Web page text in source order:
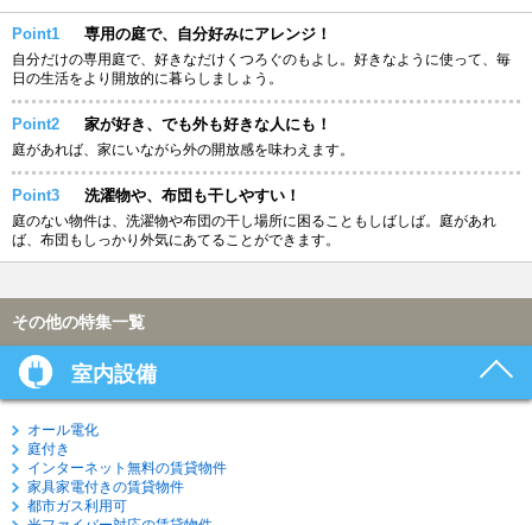
Point1 専用の庭で、自分好みにアレンジ！
自分だけの専用庭で、好きなだけくつろぐのもよし。好きなように使って、毎
日の生活をより開放的に暮らしましょう。
Point2 家が好き、でも外も好きな人にも！
庭があれば、家にいながら外の開放感を味わえます。
Point3 洗濯物や、布団も干しやすい！
庭のない物件は、洗濯物や布団の干し場所に困ることもしばしば。庭があれ
ば、布団もしっかり外気にあてることができます。
その他の特集一覧
室内設備
オール電化
庭付き
インターネット無料の賃貸物件
家具家電付きの賃貸物件
都市ガス利用可